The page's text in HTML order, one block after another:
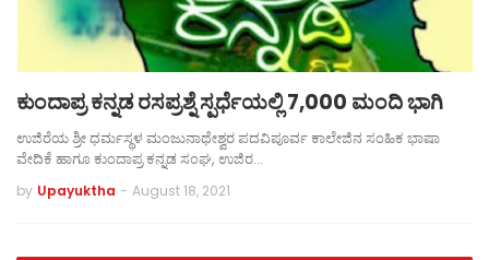
ಕುಂದಾಪ್ರ ಕನ್ನಡ ರಸಪ್ರಶ್ನೆ ಸ್ಪರ್ಧೆಯಲ್ಲಿ 7,000 ಮಂದಿ ಭಾಗಿ
ಉಜಿರೆಯ ಶ್ರೀ ಧರ್ಮಸ್ಥಳ ಮಂಜುನಾಥೇಶ್ವರ ಪದವಿಪೂರ್ವ ಕಾಲೇಜಿನ ಸಂಹಿಕ ಭಾಷಾ
ವೇದಿಕೆ ಹಾಗೂ ಕುಂದಾಪ್ರ ಕನ್ನಡ ಸಂಘ, ಉಜಿರ…
by Upayuktha - August 18, 2021